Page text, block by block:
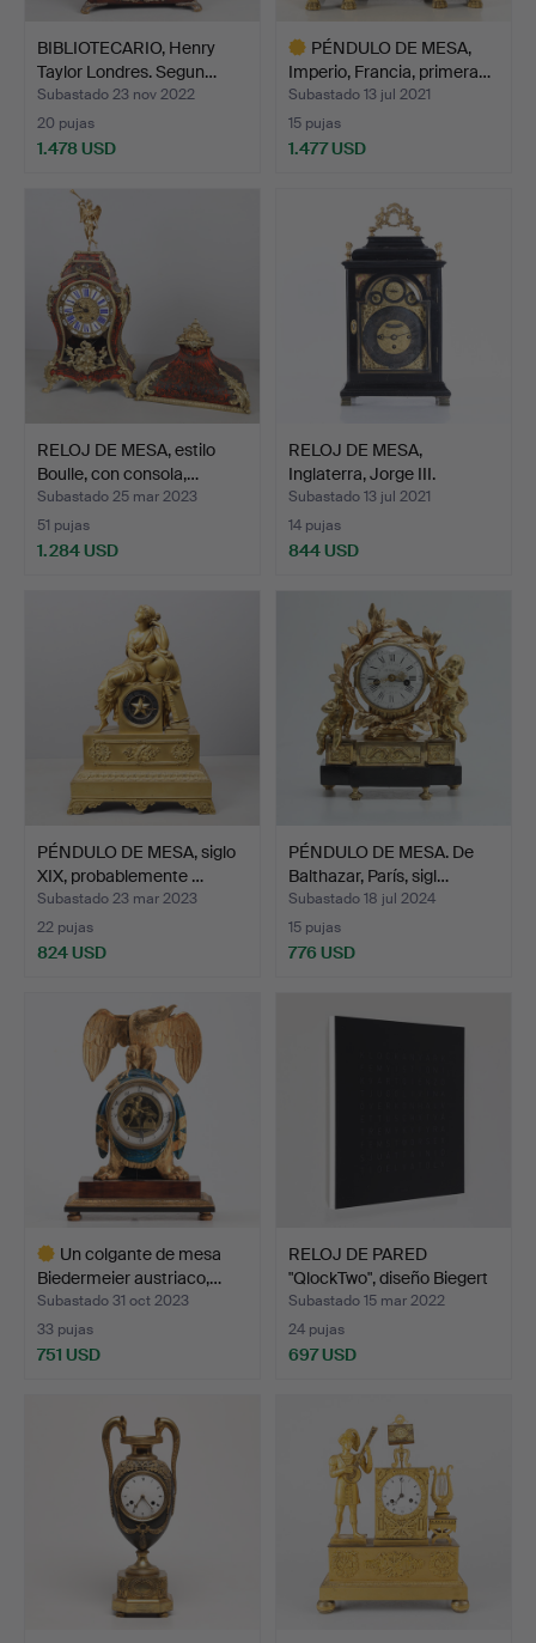
BIBLIOTECARIO, Henry
Taylor Londres. Segun…
Subastado 23 nov 2022
20 pujas
1.478 USD
PÉNDULO DE MESA,
Imperio, Francia, primera…
Subastado 13 jul 2021
15 pujas
1.477 USD
RELOJ DE MESA, estilo
Boulle, con consola,…
Subastado 25 mar 2023
51 pujas
1.284 USD
RELOJ DE MESA,
Inglaterra, Jorge III.
Subastado 13 jul 2021
14 pujas
844 USD
PÉNDULO DE MESA, siglo
XIX, probablemente …
Subastado 23 mar 2023
22 pujas
824 USD
PÉNDULO DE MESA. De
Balthazar, París, sigl…
Subastado 18 jul 2024
15 pujas
776 USD
Un colgante de mesa
Biedermeier austriaco,…
Subastado 31 oct 2023
33 pujas
751 USD
seleccionado
RELOJ DE PARED
"QlockTwo", diseño Biegert
…
Subastado 15 mar 2022
24 pujas
697 USD